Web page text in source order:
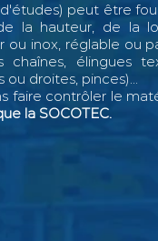
peut être
la hauteur, de la
inox, réglable ou
chaînes, élingues
droites, pinces)...
faire contrôler le
la SOCOTEC.